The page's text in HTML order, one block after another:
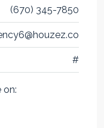
(670) 345-7850
#
on: